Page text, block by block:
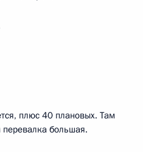
плюс 40 плановых. Там
перевалка большая.